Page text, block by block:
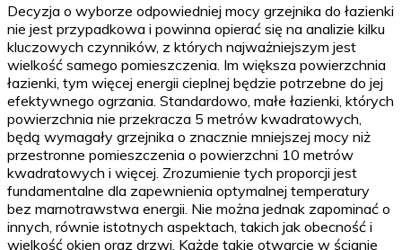
Decyzja o wyborze odpowiedniej mocy grzejnika do łazienki
nie jest przypadkowa i powinna opierać się na analizie kilku
kluczowych czynników, z których najważniejszym jest
wielkość samego pomieszczenia. Im większa powierzchnia
łazienki, tym więcej energii cieplnej będzie potrzebne do jej
efektywnego ogrzania. Standardowo, małe łazienki, których
powierzchnia nie przekracza 5 metrów kwadratowych,
będą wymagały grzejnika o znacznie mniejszej mocy niż
przestronne pomieszczenia o powierzchni 10 metrów
kwadratowych i więcej. Zrozumienie tych proporcji jest
fundamentalne dla zapewnienia optymalnej temperatury
bez marnotrawstwa energii. Nie można jednak zapominać o
innych, równie istotnych aspektach, takich jak obecność i
wielkość okien oraz drzwi. Każde takie otwarcie w ścianie